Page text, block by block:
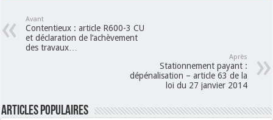
Avant
Contentieux : article R600-3 CU
et déclaration de l’achèvement
des travaux…
Après
Stationnement payant :
dépénalisation – article 63 de la
loi du 27 janvier 2014
Articles populaires